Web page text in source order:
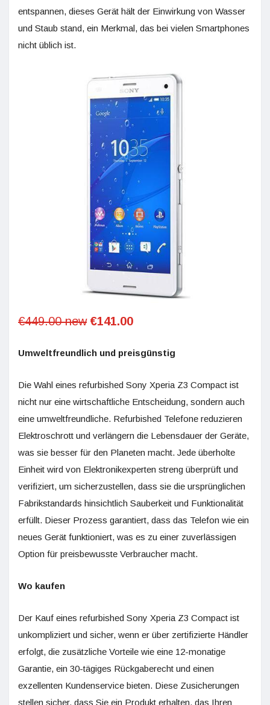
entspannen, dieses Gerät hält der Einwirkung von Wasser
und Staub stand, ein Merkmal, das bei vielen Smartphones
nicht üblich ist.
€449.00 new €141.00
Umweltfreundlich und preisgünstig
Die Wahl eines refurbished Sony Xperia Z3 Compact ist
nicht nur eine wirtschaftliche Entscheidung, sondern auch
eine umweltfreundliche. Refurbished Telefone reduzieren
Elektroschrott und verlängern die Lebensdauer der Geräte,
was sie besser für den Planeten macht. Jede überholte
Einheit wird von Elektronikexperten streng überprüft und
verifiziert, um sicherzustellen, dass sie die ursprünglichen
Fabrikstandards hinsichtlich Sauberkeit und Funktionalität
erfüllt. Dieser Prozess garantiert, dass das Telefon wie ein
neues Gerät funktioniert, was es zu einer zuverlässigen
Option für preisbewusste Verbraucher macht.
Wo kaufen
Der Kauf eines refurbished Sony Xperia Z3 Compact ist
unkompliziert und sicher, wenn er über zertifizierte Händler
erfolgt, die zusätzliche Vorteile wie eine 12-monatige
Garantie, ein 30-tägiges Rückgaberecht und einen
exzellenten Kundenservice bieten. Diese Zusicherungen
stellen sicher, dass Sie ein Produkt erhalten, das Ihren